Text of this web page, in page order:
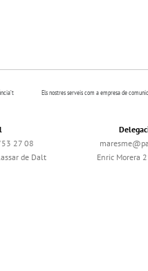
Els nostres serveis com a empresa de
27 08
de Dalt
Enric Morera